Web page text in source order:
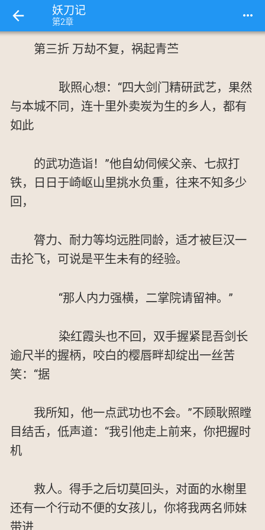
妖刀记
第2章 more_horiz
第三折 万劫不复，祸起青苎
耿照心想：“四大剑门精研武艺，果然
与本城不同，连十里外卖炭为生的乡人，都有
如此
的武功造诣！”他自幼伺候父亲、七叔打
铁，日日于崎岖山里挑水负重，往来不知多少
回，
膂力、耐力等均远胜同龄，适才被巨汉一
击抡飞，可说是平生未有的经验。
“那人内力强横，二掌院请留神。”
染红霞头也不回，双手握紧昆吾剑长
逾尺半的握柄，咬白的樱唇畔却绽出一丝苦
笑：“据
我所知，他一点武功也不会。”不顾耿照瞠
目结舌，低声道：“我引他走上前来，你把握时
机
救人。得手之后切莫回头，对面的水榭里
还有一个行动不便的女孩儿，你将我两名师妹